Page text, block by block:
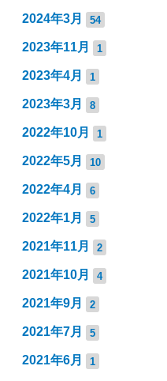
2024年3月 54
2023年11月 1
2023年4月 1
2023年3月 8
2022年10月 1
2022年5月 10
2022年4月 6
2022年1月 5
2021年11月 2
2021年10月 4
2021年9月 2
2021年7月 5
2021年6月 1